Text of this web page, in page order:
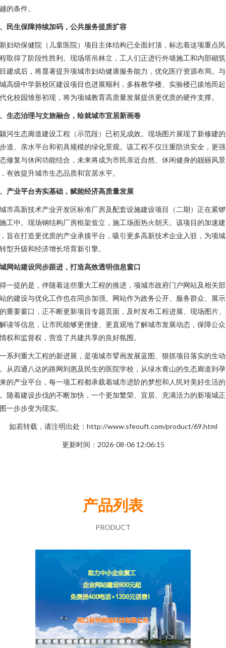
的条件。
民生保障持续加码，公共服务提质扩容
妇幼保健院（儿童医院）项目主体结构已全面封顶，标志着这项重点
取得了阶段性胜利。现场塔吊林立，工人们正进行外墙施工和内部砌
建成后，将显著提升项城市妇幼健康服务能力，优化医疗资源布局。
高级中学新校区建设项目也进展顺利，多栋教学楼、实验楼已拔地而
化校园雏形初现，将为项城教育高质量发展提供更优质的硬件支撑。
生态治理与文旅融合，绘就城市宜居新画卷
河生态廊道建设工程（示范段）已初见成效。现场图片展现了新修建
道、亲水平台和初具规模的绿化景观。该工程不仅注重防洪安全，更
修复与休闲功能结合，未来将成为市民亲近自然、休闲健身的靓丽风景
有效提升城市生态品质和宜居水平。
产业平台夯实基础，赋能经济高质量发展
市高新技术产业开发区标准厂房及配套设施建设项目（二期）正在紧
工中。现场钢结构厂房框架耸立，施工场面热火朝天。该项目的加速建
旨在打造更优质的产业承接平台，吸引更多高新技术企业入驻，为项
型升级和经济增长培育新引擎。
网站建设同步跟进，打造高效透明信息窗口
一提的是，伴随着这些重大工程的推进，项城市政府门户网站及相关
的建设与优化工作也在同步加强。网站作为政务公开、服务群众、展
重要窗口，正不断更新项目专题页面，及时发布工程进展、现场图片
读等信息，让市民能够更便捷、更直观地了解城市发展动态，保障公
权和监督权，营造了共建共享的良好氛围。
系列重大工程的新进展，是项城市擘画发展蓝图、狠抓项目落实的生
从四通八达的路网到惠及民生的医院学校，从绿水青山的生态廊道到
的产业平台，每一项工程都承载着城市进阶的梦想和人民对美好生活
随着建设步伐的不断加快，一个更加繁荣、宜居、充满活力的新项城
一步步变为现实。
如若转载，请注明出处：http://www.sfeouft.com/product/69.html
更新时间：2026-08-06 12:06:15
产品列表
PRODUCT